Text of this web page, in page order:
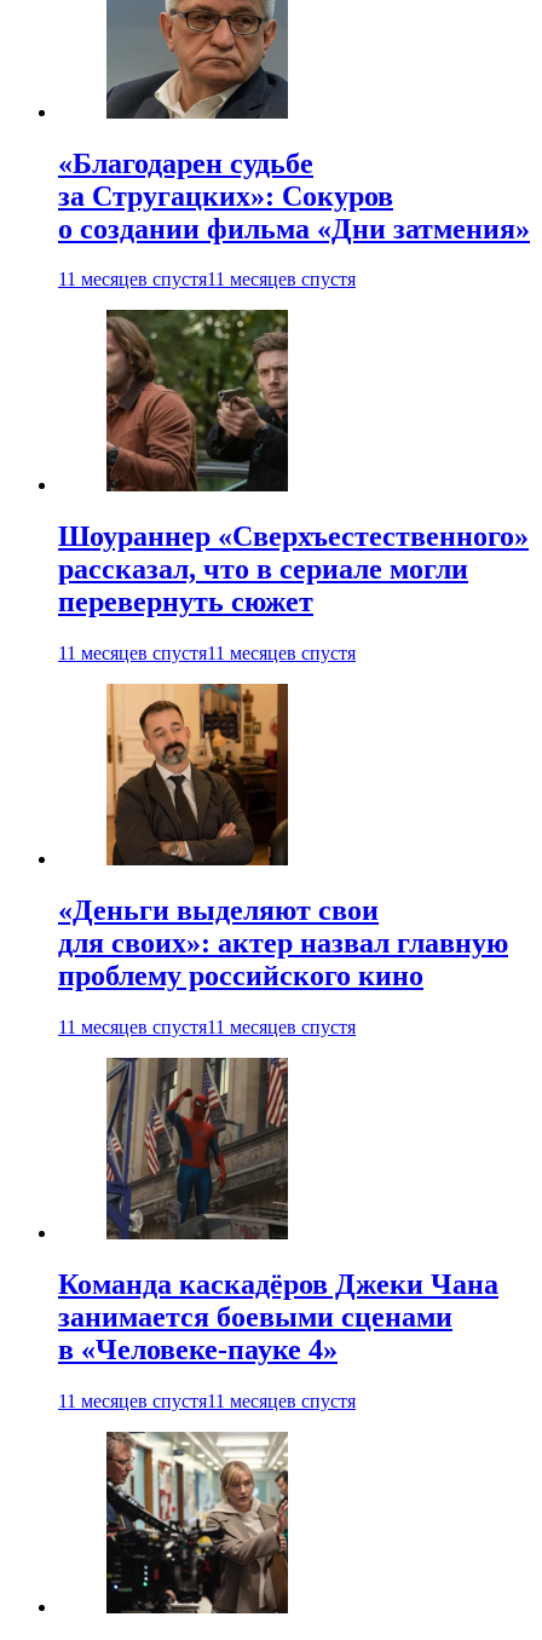
«Благодарен судьбе
за Стругацких»: Сокуров
о создании фильма «Дни затмения»
11 месяцев спустя11 месяцев спустя
Шоураннер «Сверхъестественного»
рассказал, что в сериале могли
перевернуть сюжет
11 месяцев спустя11 месяцев спустя
«Деньги выделяют свои
для своих»: актер назвал главную
проблему российского кино
11 месяцев спустя11 месяцев спустя
Команда каскадёров Джеки Чана
занимается боевыми сценами
в «Человеке-пауке 4»
11 месяцев спустя11 месяцев спустя